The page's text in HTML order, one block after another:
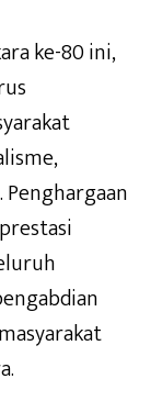
ke-80 ini,